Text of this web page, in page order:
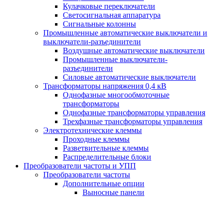
Кулачковые переключатели
Светосигнальная аппаратура
Сигнальные колонны
Промышленные автоматические выключатели и
выключатели-разъединители
Воздушные автоматические выключатели
Промышленные выключатели-
разъединители
Силовые автоматические выключатели
Трансформаторы напряжения 0,4 кВ
Однофазные многообмоточные
трансформаторы
Однофазные трансформаторы управления
Трехфазные трансформаторы управления
Электротехнические клеммы
Проходные клеммы
Разветвительные клеммы
Распределительные блоки
Преобразователи частоты и УПП
Преобразователи частоты
Дополнительные опции
Выносные панели